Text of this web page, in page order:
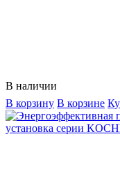
В наличии
В корзину В корзине